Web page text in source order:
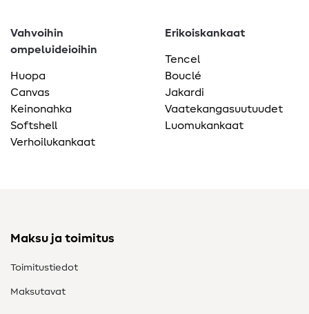
Vahvoihin
ompeluideioihin
Huopa
Canvas
Keinonahka
Softshell
Verhoilukankaat
Erikoiskankaat
Tencel
Bouclé
Jakardi
Vaatekangasuutuudet
Luomukankaat
Maksu ja toimitus
Toimitustiedot
Maksutavat